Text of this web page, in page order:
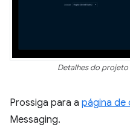
Detalhes do projeto
Prossiga para a página de
Messaging.